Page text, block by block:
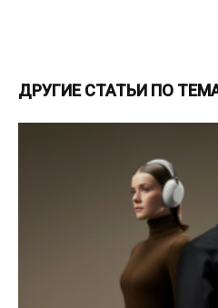
ДРУГИЕ СТАТЬИ ПО